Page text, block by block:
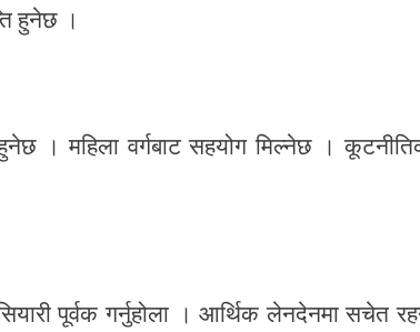
हुनेछ ।
। महिला वर्गबाट सहयोग मिल्नेछ ।
पूर्वक गर्नुहोला । आर्थिक लेनदेनमा सचेत